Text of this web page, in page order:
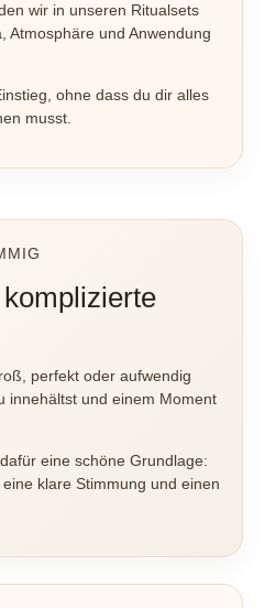
wir in unseren Ritualsets
Atmosphäre und Anwendung
ohne dass du dir alles
musst.
perfekt oder aufwendig
innehältst und einem Moment
eine schöne Grundlage:
klare Stimmung und einen